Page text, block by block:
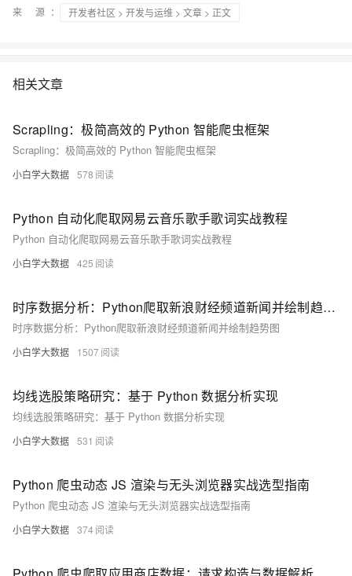
来 源：
开发者社区 > 开发与运维 > 文章 > 正文
相关文章
Scrapling：极简高效的 Python 智能爬虫框架
Scrapling：极简高效的 Python 智能爬虫框架
小白学大数据 578
Python 自动化爬取网易云音乐歌手歌词实战教程
Python 自动化爬取网易云音乐歌手歌词实战教程
小白学大数据 425
时序数据分析：Python爬取新浪财经频道新闻并绘制趋势图
时序数据分析：Python爬取新浪财经频道新闻并绘制趋势图
小白学大数据 1507
均线选股策略研究：基于 Python 数据分析实现
均线选股策略研究：基于 Python 数据分析实现
小白学大数据 531
Python 爬虫动态 JS 渲染与无头浏览器实战选型指南
Python 爬虫动态 JS 渲染与无头浏览器实战选型指南
小白学大数据 374